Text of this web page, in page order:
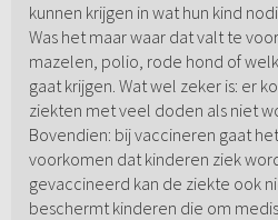
kunnen krijgen in wat hun kind
Was het maar waar dat valt te
mazelen, polio, rode hond of
gaat krijgen. Wat wel zeker is: er
ziekten met veel doden als niet
Bovendien: bij vaccineren gaat
voorkomen dat kinderen ziek
gevaccineerd kan de ziekte ook
beschermt kinderen die om